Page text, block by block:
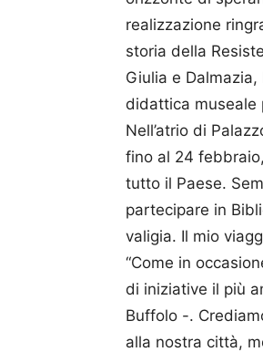
realizzazione
storia della
Giulia e
didattica museale
Nell’atrio di
fino al 24
tutto il Paese.
partecipare in
valigia. Il mio
“Come in
di iniziative il più
Buffolo -.
alla nostra città,